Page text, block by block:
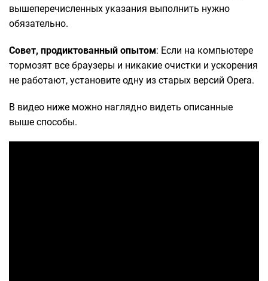
вышеперечисленных указания выполнить нужно
обязательно.
Совет, продиктованный опытом: Если на компьютере
тормозят все браузеры и никакие очистки и ускорения
не работают, установите одну из старых версий Opera.
В видео ниже можно наглядно видеть описанные
выше способы.